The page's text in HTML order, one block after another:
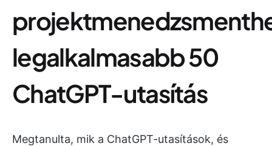
legalkalmasabb 50
ChatGPT-utasítás
Megtanulta, mik a ChatGPT-utasítások, és